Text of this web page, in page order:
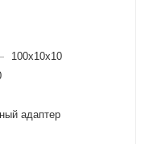
100x10x10
адаптер